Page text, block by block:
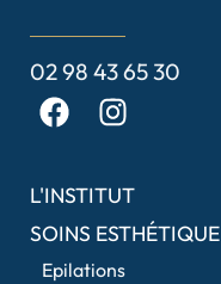
02 98 43 65 30
L'INSTITUT
SOINS ESTHÉTIQUE
Epilations